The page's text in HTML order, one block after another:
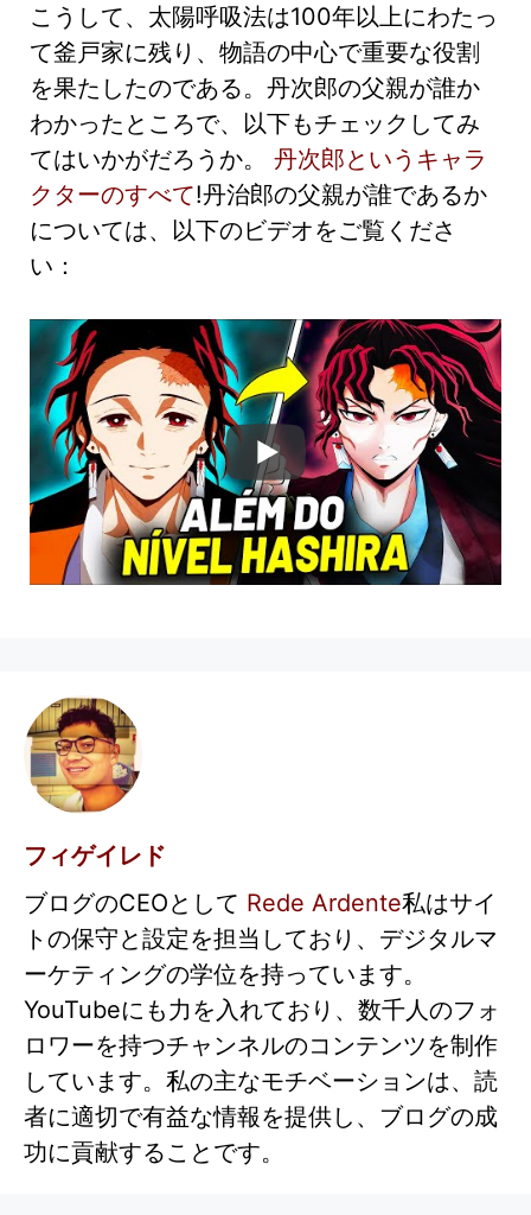
こうして、太陽呼吸法は100年以上にわたっ
て釜戸家に残り、物語の中心で重要な役割
を果たしたのである。丹次郎の父親が誰か
わかったところで、以下もチェックしてみ
てはいかがだろうか。 丹次郎というキャラ
クターのすべて!丹治郎の父親が誰であるか
については、以下のビデオをご覧くださ
い：
フィゲイレド
ブログのCEOとして Rede Ardente私はサイ
トの保守と設定を担当しており、デジタルマ
ーケティングの学位を持っています。
YouTubeにも力を入れており、数千人のフォ
ロワーを持つチャンネルのコンテンツを制作
しています。私の主なモチベーションは、読
者に適切で有益な情報を提供し、ブログの成
功に貢献することです。